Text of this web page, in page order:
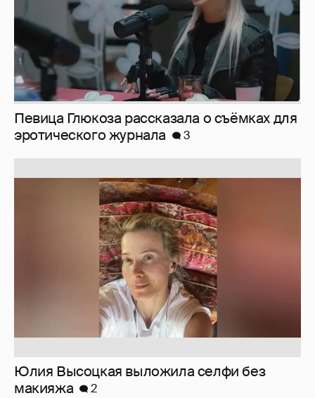
Певица Глюкоза рассказала о съёмках для
эротического журнала
3
Юлия Высоцкая выложила селфи без
макияжа
2